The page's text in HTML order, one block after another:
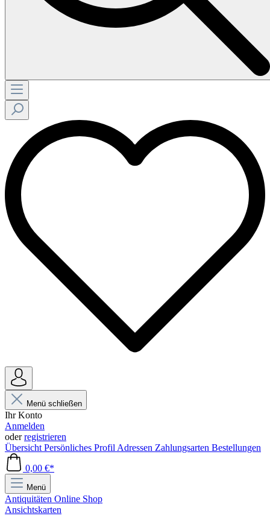
Menü schließen
Ihr Konto
Anmelden
oderregistrieren
Übersicht Persönliches Profil Adressen Zahlungsarten Bestellungen
0,00 €*
Menü
Antiquitäten Online Shop
Ansichtskarten